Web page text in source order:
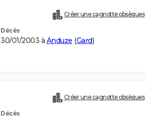
Créer une cagnotte obsèques
Décès
30/01/2003 à Anduze (Gard)
Créer une cagnotte obsèques
Décès